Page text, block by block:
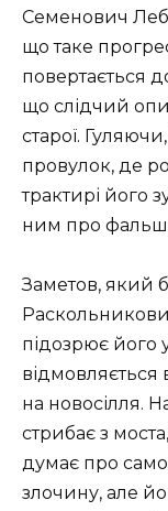
Семенович
що таке
повертається
що слідчий
старої.
провулок, де
трактирі його
ним про
Заметов, який
підозрює його
відмовляється
на новосілля.
стрибає з
думає про
злочину, але